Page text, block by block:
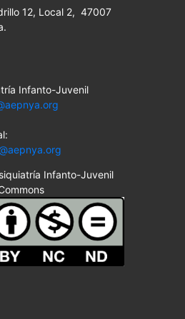
12, Local 2, 47007
Infanto-Juvenil
Infanto-Juvenil